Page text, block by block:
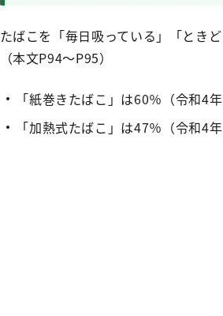
たばこを「毎日吸っている」「とき
（本文P94～P95）
「紙巻きたばこ」は60％（令和4
「加熱式たばこ」は47％（令和4